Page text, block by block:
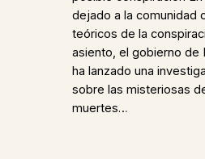
dejado a la comunidad
teóricos de la
asiento, el gobierno de
ha lanzado una
sobre las misteriosas
muertes…